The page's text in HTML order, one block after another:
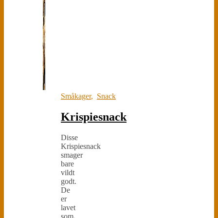
Småkager, Snack
Krispiesnack
Disse
Krispiesnack
smager
bare
vildt
godt.
De
er
lavet
som,